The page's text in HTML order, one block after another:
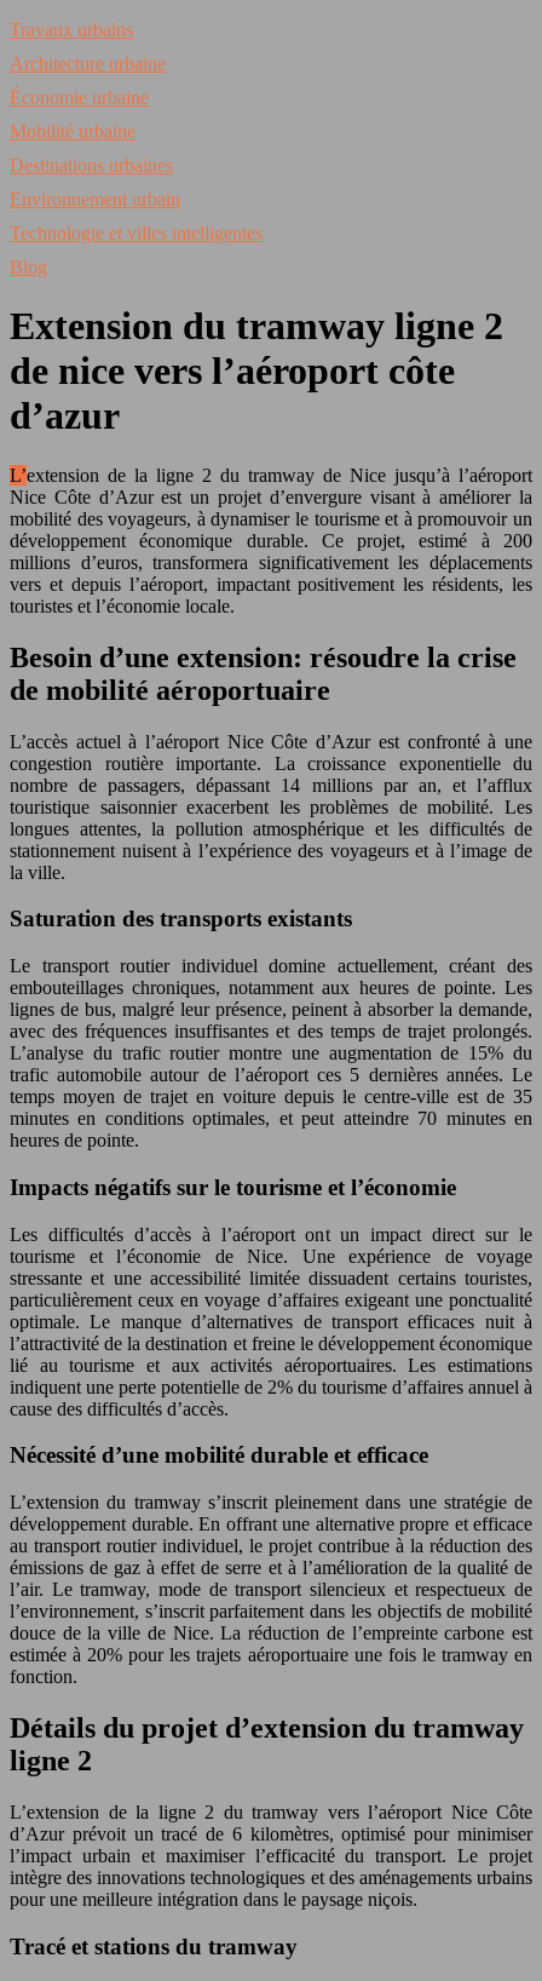
Travaux urbains
Architecture urbaine
Économie urbaine
Mobilité urbaine
Destinations urbaines
Environnement urbain
Technologie et villes intelligentes
Blog
Extension du tramway ligne 2
de nice vers l’aéroport côte
d’azur
L’extension de la ligne 2 du tramway de Nice jusqu’à l’aéroport
Nice Côte d’Azur est un projet d’envergure visant à améliorer la
mobilité des voyageurs, à dynamiser le tourisme et à promouvoir un
développement économique durable. Ce projet, estimé à 200
millions d’euros, transformera significativement les déplacements
vers et depuis l’aéroport, impactant positivement les résidents, les
touristes et l’économie locale.
Besoin d’une extension: résoudre la crise
de mobilité aéroportuaire
L’accès actuel à l’aéroport Nice Côte d’Azur est confronté à une
congestion routière importante. La croissance exponentielle du
nombre de passagers, dépassant 14 millions par an, et l’afflux
touristique saisonnier exacerbent les problèmes de mobilité. Les
longues attentes, la pollution atmosphérique et les difficultés de
stationnement nuisent à l’expérience des voyageurs et à l’image de
la ville.
Saturation des transports existants
Le transport routier individuel domine actuellement, créant des
embouteillages chroniques, notamment aux heures de pointe. Les
lignes de bus, malgré leur présence, peinent à absorber la demande,
avec des fréquences insuffisantes et des temps de trajet prolongés.
L’analyse du trafic routier montre une augmentation de 15% du
trafic automobile autour de l’aéroport ces 5 dernières années. Le
temps moyen de trajet en voiture depuis le centre-ville est de 35
minutes en conditions optimales, et peut atteindre 70 minutes en
heures de pointe.
Impacts négatifs sur le tourisme et l’économie
Les difficultés d’accès à l’aéroport ont un impact direct sur le
tourisme et l’économie de Nice. Une expérience de voyage
stressante et une accessibilité limitée dissuadent certains touristes,
particulièrement ceux en voyage d’affaires exigeant une ponctualité
optimale. Le manque d’alternatives de transport efficaces nuit à
l’attractivité de la destination et freine le développement économique
lié au tourisme et aux activités aéroportuaires. Les estimations
indiquent une perte potentielle de 2% du tourisme d’affaires annuel à
cause des difficultés d’accès.
Nécessité d’une mobilité durable et efficace
L’extension du tramway s’inscrit pleinement dans une stratégie de
développement durable. En offrant une alternative propre et efficace
au transport routier individuel, le projet contribue à la réduction des
émissions de gaz à effet de serre et à l’amélioration de la qualité de
l’air. Le tramway, mode de transport silencieux et respectueux de
l’environnement, s’inscrit parfaitement dans les objectifs de mobilité
douce de la ville de Nice. La réduction de l’empreinte carbone est
estimée à 20% pour les trajets aéroportuaire une fois le tramway en
fonction.
Détails du projet d’extension du tramway
ligne 2
L’extension de la ligne 2 du tramway vers l’aéroport Nice Côte
d’Azur prévoit un tracé de 6 kilomètres, optimisé pour minimiser
l’impact urbain et maximiser l’efficacité du transport. Le projet
intègre des innovations technologiques et des aménagements urbains
pour une meilleure intégration dans le paysage niçois.
Tracé et stations du tramway